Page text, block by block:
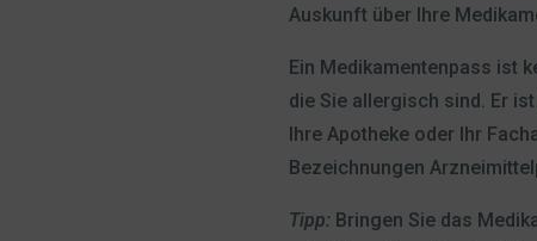
Auskunft über Ihre
Ein Medikamentenpass ist
die Sie allergisch sind. Er
Ihre Apotheke oder Ihr
Bezeichnungen
Tipp: Bringen Sie das